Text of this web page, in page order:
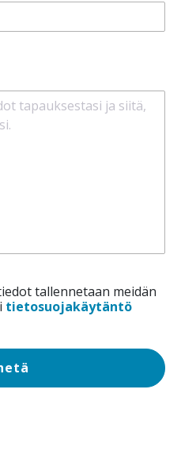
tallennetaan meidän
tietosuojakäytäntö